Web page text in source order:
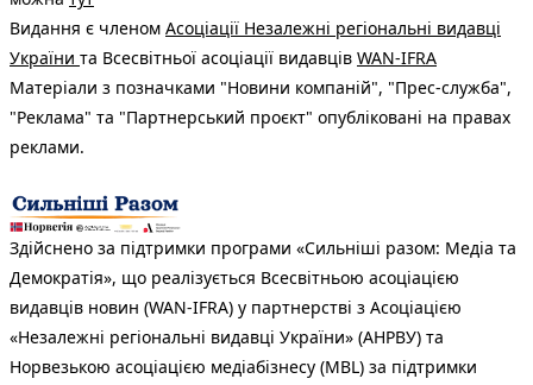
Видання є членом Асоціації Незалежні регіональні видавці
України та Всесвітньої асоціації видавців WAN-IFRA
Матеріали з позначками "Новини компаній", "Прес-служба",
"Реклама" та "Партнерський проєкт" опубліковані на правах
реклами.
Здійснено за підтримки програми «Сильніші разом: Медіа та
Демократія», що реалізується Всесвітньою асоціацією
видавців новин (WAN-IFRA) у партнерстві з Асоціацією
«Незалежні регіональні видавці України» (АНРВУ) та
Норвезькою асоціацією медіабізнесу (MBL) за підтримки